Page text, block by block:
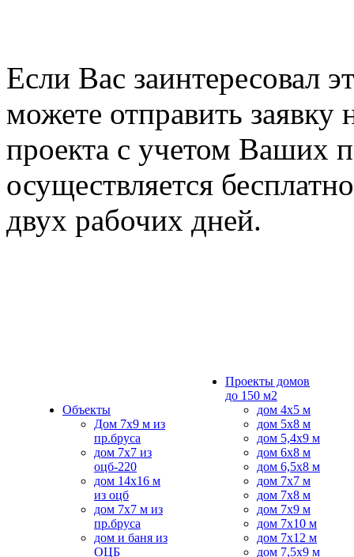
Если Вас заинтересовал
можете отправить заявку
проекта с учетом Ваших
осуществляется
двух рабочих дней.
Объекты
Дом 7х9 м из
пр.бруса
дом 7х7 из
оцб-220
дом 14х16 м
из оцб
дом 7х7 м из
пр.бруса
дом и баня из
ОЦБ
Проекты домов
до 150 м2
дом 4х5 м
дом 5x8 м
дом 5,4х9 м
дом 6х8 м
дом 6,5x8 м
дом 7x7 м
дом 7x8 м
дом 7х9 м
дом 7х10 м
дом 7х12 м
дом 7,5х9 м